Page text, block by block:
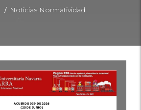
/ Noticias Normatividad